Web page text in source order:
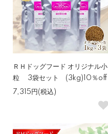
ＲＨドッグフード オリジナル小
粒 3袋セット (3kg)10％off
7,315円(税込)